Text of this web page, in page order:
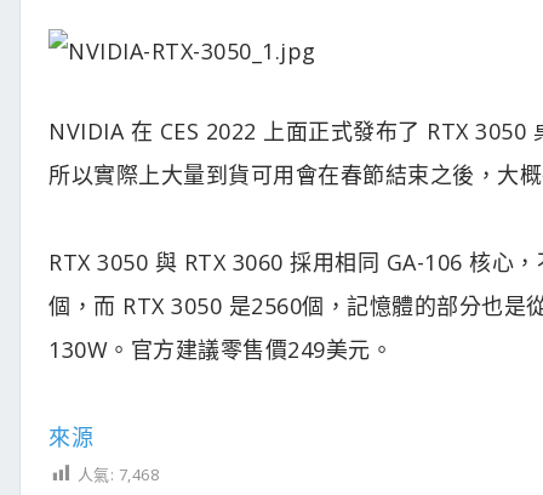
NVIDIA 在 CES 2022 上面正式發布了 RTX 3050
所以實際上大量到貨可用會在春節結束之後，大
RTX 3050 與 RTX 3060 採用相同 GA-106 核心
個，而 RTX 3050 是2560個，記憶體的部分也
130W。官方建議零售價249美元。
來源
人氣: 7,468